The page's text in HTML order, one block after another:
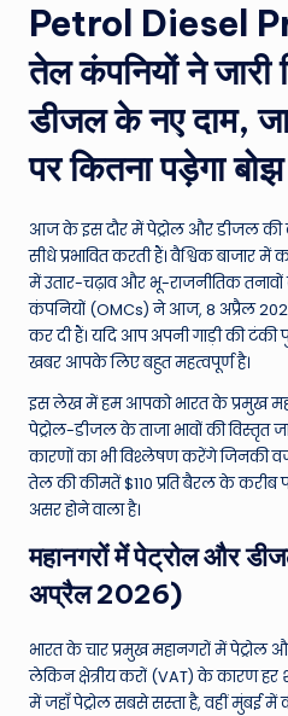
N
e
w
s
A
ro
u
n
d
T
h
e
W
o
rl
Petrol Diesel
तेल कंपनियों ने
डीजल के नए दाम,
पर कितना पड़ेगा
आज के इस दौर में पेट्रोल और डीजल
सीधे प्रभावित करती हैं। वैश्विक बाजार
में उतार-चढ़ाव और भू-राजनीतिक
कंपनियों (OMCs) ने आज, 8 अप्रैल
कर दी हैं। यदि आप अपनी गाड़ी की
खबर आपके लिए बहुत महत्वपूर्ण है।
इस लेख में हम आपको भारत के प्रमुख
पेट्रोल-डीजल के ताजा भावों की विस्तृत
कारणों का भी विश्लेषण करेंगे जिनकी
तेल की कीमतें $110 प्रति बैरल के करीब
असर होने वाला है।
महानगरों में पेट्रोल और
अप्रैल 2026)
भारत के चार प्रमुख महानगरों में पेट्रोल
लेकिन क्षेत्रीय करों (VAT) के कारण
में जहाँ पेट्रोल सबसे सस्ता है, वहीं मुंबई